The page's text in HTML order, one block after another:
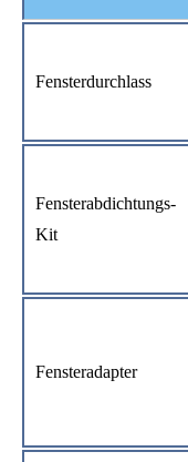
Fensterdurchlass
Fensterabdichtungs-
Kit
Fensteradapter